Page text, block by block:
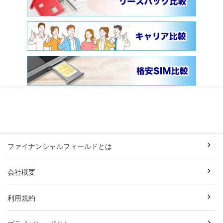
ファイナンシャルフィールドとは
会社概要
利用規約